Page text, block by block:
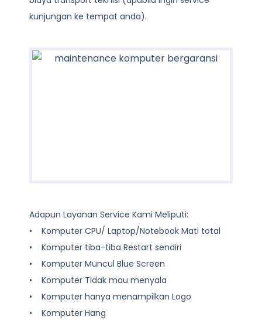
kunjungan ke tempat anda).
Adapun Layanan Service Kami Meliputi:
• Komputer CPU/ Laptop/Notebook Mati total
• Komputer tiba-tiba Restart sendiri
• Komputer Muncul Blue Screen
• Komputer Tidak mau menyala
• Komputer hanya menampilkan Logo
• Komputer Hang